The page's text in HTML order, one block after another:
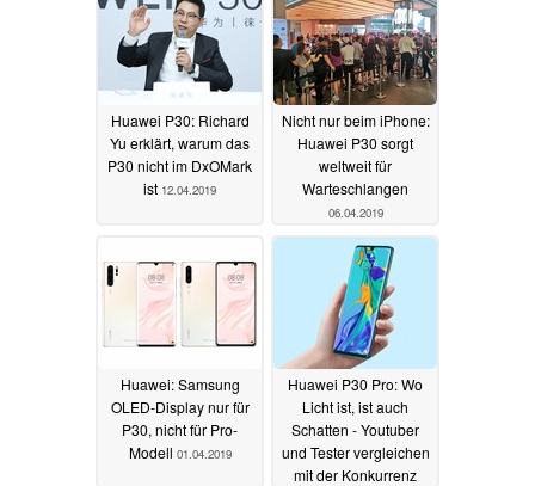
Huawei P30: Richard
Yu erklärt, warum das
P30 nicht im DxOMark
ist 12.04.2019
Nicht nur beim iPhone:
Huawei P30 sorgt
weltweit für
Warteschlangen
06.04.2019
Huawei: Samsung
OLED-Display nur für
P30, nicht für Pro-
Modell 01.04.2019
Huawei P30 Pro: Wo
Licht ist, ist auch
Schatten - Youtuber
und Tester vergleichen
mit der Konkurrenz